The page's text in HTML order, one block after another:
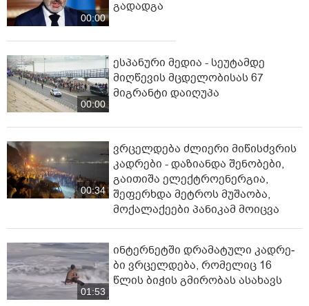
00:00
გადადგა
00:00
ესპანური მედია - სეუტამდე
მიღწევის მცდელობისას 67
მიგრანტი დაიღუპა
00:34
ვრცელდება ძლიერი მიწისძვრის
კადრები - დაზიანდა შენობები,
გაითიშა ელექტროენერგია,
შეფერხდა მეტროს მუშაობა,
მოქალაქეები პანიკამ მოიცვა
01:53
ინ­ტერ­ნეტ­ში დრა­მა­ტუ­ლი კად­რე­
ბი ვრცელდება, რომელიც 16
წლის ბიჭის გმირობას ასახავს